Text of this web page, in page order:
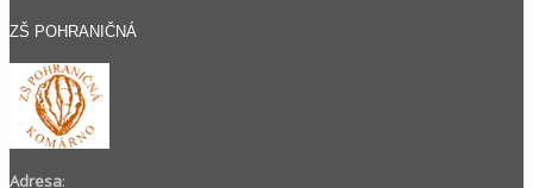
ZŠ POHRANIČNÁ
Adresa: